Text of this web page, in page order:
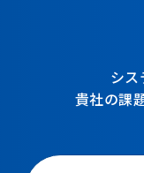
シ
貴社の課